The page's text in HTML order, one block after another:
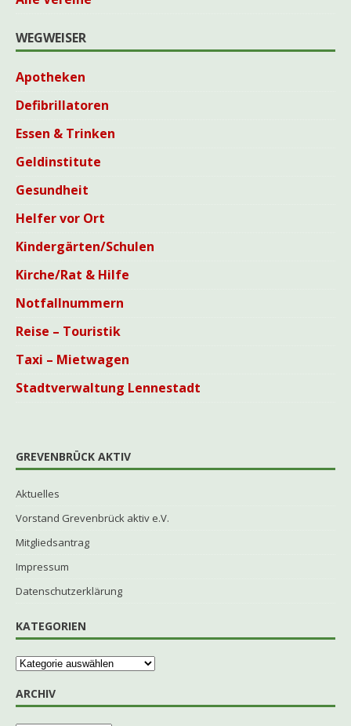
WEGWEISER
Apotheken
Defibrillatoren
Essen & Trinken
Geldinstitute
Gesundheit
Helfer vor Ort
Kindergärten/Schulen
Kirche/Rat & Hilfe
Notfallnummern
Reise – Touristik
Taxi – Mietwagen
Stadtverwaltung Lennestadt
GREVENBRÜCK AKTIV
Aktuelles
Vorstand Grevenbrück aktiv e.V.
Mitgliedsantrag
Impressum
Datenschutzerklärung
KATEGORIEN
ARCHIV